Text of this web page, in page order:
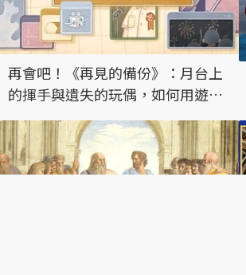
再會吧！《再見的備份》：月台上
的揮手與遺失的玩偶，如何用遊戲
來述說離別的經驗？